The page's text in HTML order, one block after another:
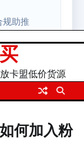
卡盟低价货源
何加入粉